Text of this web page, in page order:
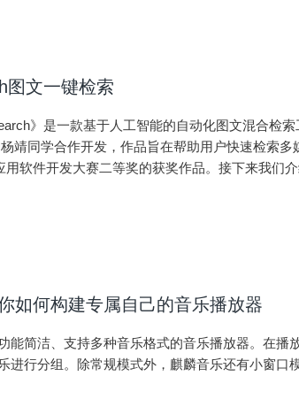
图文一键检索
靖同学合作开发，作品旨在帮助用户快速检索
用软件开发大赛二等奖的获奖作品。接下来我们
如何构建专属自己的音乐播放器
能简洁、支持多种音乐格式的音乐播放器。在播
进行分组。除常规模式外，麒麟音乐还有小窗口